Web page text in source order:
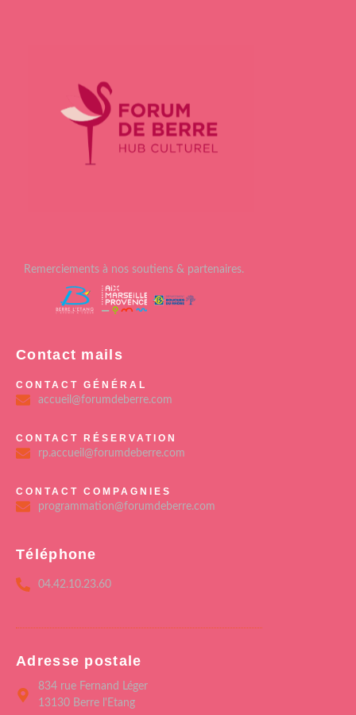
Remerciements à nos soutiens & partenaires.
Contact mails
CONTACT GÉNÉRAL
accueil@forumdeberre.com
CONTACT RÉSERVATION
rp.accueil@forumdeberre.com
CONTACT COMPAGNIES
programmation@forumdeberre.com
Téléphone
04.42.10.23.60
Adresse postale
834 rue Fernand Léger
13130 Berre l'Etang